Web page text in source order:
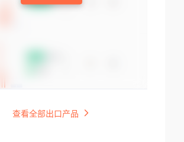
查看全部出口产品